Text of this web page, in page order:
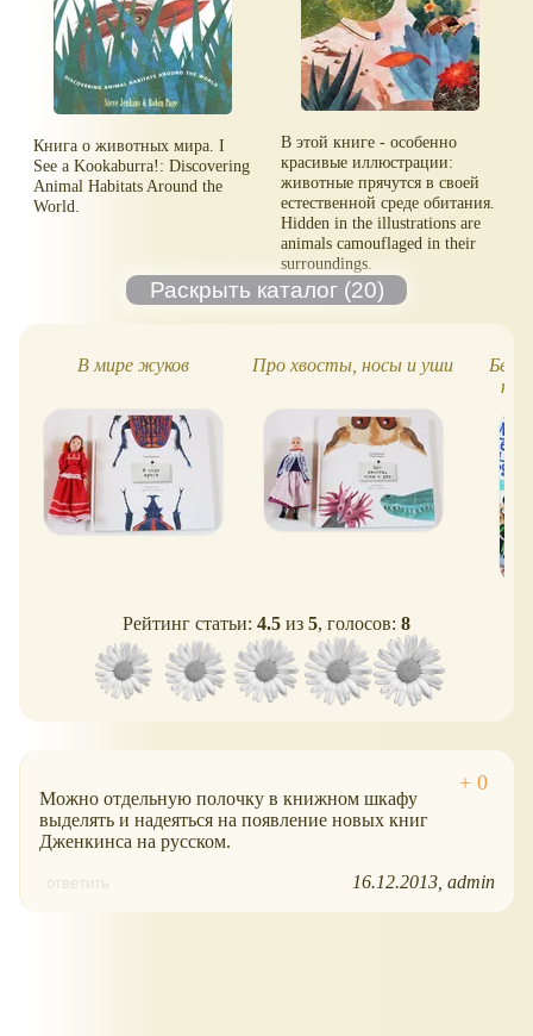
Книга о животных мира. I
See a Kookaburra!: Discovering
Animal Habitats Around the
World.
В этой книге - особенно
красивые иллюстрации:
животные прячутся в своей
естественной среде обитания.
Hidden in the illustrations are
animals camouflaged in their
surroundings.
В мире жуков Про хвосты, носы и уши
Без
Рейтинг статьи: 4.5 из 5, голосов: 8
Можно отдельную полочку в книжном шкафу
выделять и надеяться на появление новых книг
Дженкинса на русском.
ответить 16.12.2013 admin